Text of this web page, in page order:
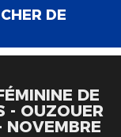
DE
DE
- OUZOUER
NOVEMBRE